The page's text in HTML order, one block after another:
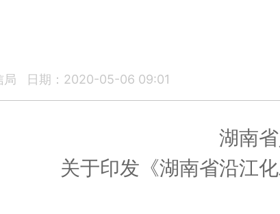
局 日期：2020-05-06 09:01
湖南
关于印发《湖南省沿江